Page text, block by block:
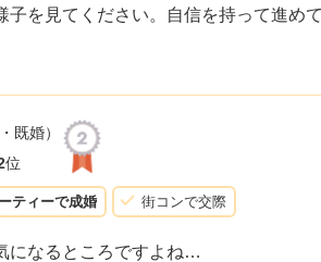
子を見てください。自信を持って進め
既婚）
位
ティーで成婚 街コンで交際
になるところですよね…